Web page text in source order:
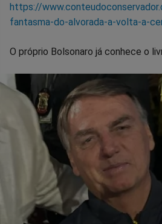
https://
fantasma-do-alvorada-a-volta-a-
O próprio Bolsonaro já conhece o